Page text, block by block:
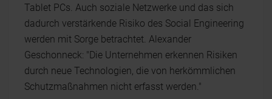
Tablet PCs. Auch soziale Netzwerke und das sich
dadurch verstärkende Risiko des Social Engineering
werden mit Sorge betrachtet. Alexander
Geschonneck: "Die Unternehmen erkennen Risiken
durch neue Technologien, die von herkömmlichen
Schutzmaßnahmen nicht erfasst werden."